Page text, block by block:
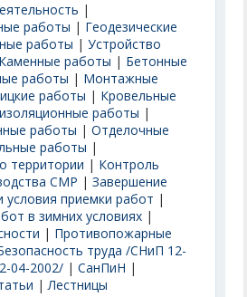
|
работы | Геодезические
работы |Устройство
Каменные работы | Бетонные
работы | Монтажные
работы | Кровельные
работы |
работы |Отделочные
работы |
территории | Контроль
СМР |Завершение
условия приемки работ |
в зимних условиях |
| Противопожарные
труда /СНиП 12-
04-2002/ |СанПиН |
|Лестницы